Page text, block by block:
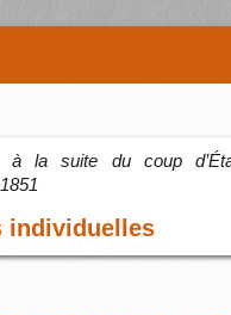
à la suite du coup
individuelles